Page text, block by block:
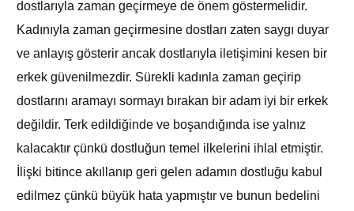
dostlarıyla zaman geçirmeye de önem göstermelidir.
Kadınıyla zaman geçirmesine dostları zaten saygı duyar
ve anlayış gösterir ancak dostlarıyla iletişimini kesen bir
erkek güvenilmezdir. Sürekli kadınla zaman geçirip
dostlarını aramayı sormayı bırakan bir adam iyi bir erkek
değildir. Terk edildiğinde ve boşandığında ise yalnız
kalacaktır çünkü dostluğun temel ilkelerini ihlal etmiştir.
İlişki bitince akıllanıp geri gelen adamın dostluğu kabul
edilmez çünkü büyük hata yapmıştır ve bunun bedelini